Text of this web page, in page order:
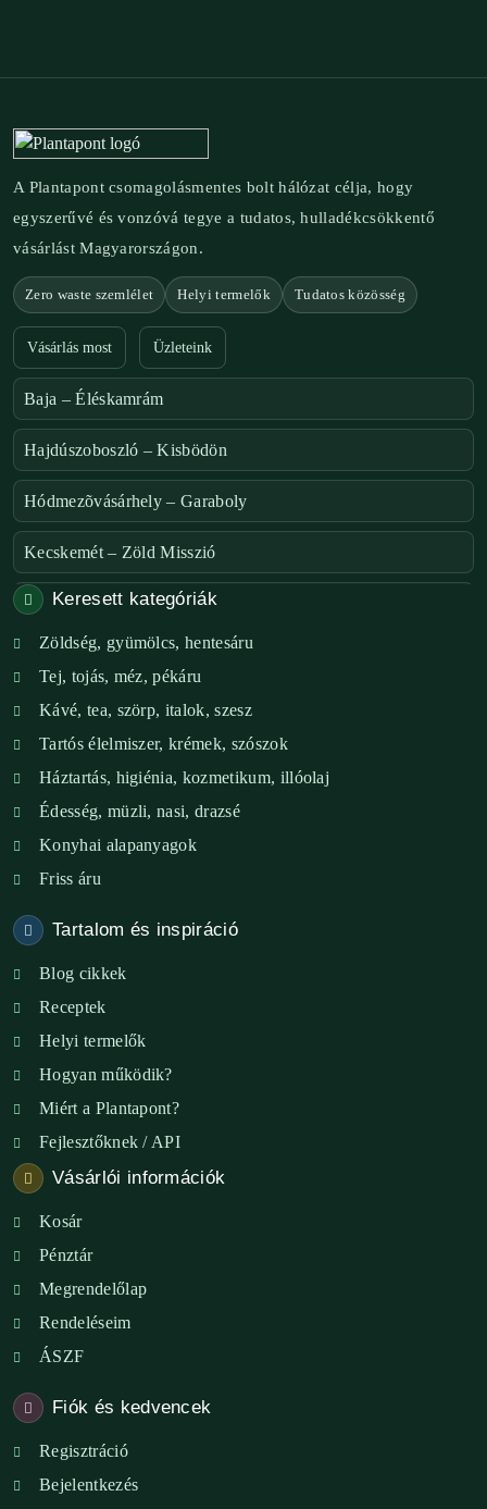
A Plantapont csomagolásmentes bolt hálózat célja, hogy
egyszerűvé és vonzóvá tegye a tudatos, hulladékcsökkentő
vásárlást Magyarországon.
Zero waste szemlélet Helyi termelők Tudatos közösség
Vásárlás most Üzleteink
Baja – Éléskamrám
Hajdúszoboszló – Kisbödön
Hódmezõvásárhely – Garaboly
Kecskemét – Zöld Misszió
Székesfehérvár – Zöld Sarok
Verőce – Miegymás
XI. ker. – Lemérem
XIX. ker. – Boldog Föld
XVIII. ker. – Eni Mag-ház
XXIII. ker. – Panelpék
Keresett kategóriák
Zöldség, gyümölcs, hentesáru
Tej, tojás, méz, pékáru
Kávé, tea, szörp, italok, szesz
Tartós élelmiszer, krémek, szószok
Háztartás, higiénia, kozmetikum, illóolaj
Édesség, müzli, nasi, drazsé
Konyhai alapanyagok
Friss áru
Tartalom és inspiráció
Blog cikkek
Receptek
Helyi termelők
Hogyan működik?
Miért a Plantapont?
Fejlesztőknek / API
Vásárlói információk
Kosár
Pénztár
Megrendelőlap
Rendeléseim
ÁSZF
Fiók és kedvencek
Regisztráció
Bejelentkezés